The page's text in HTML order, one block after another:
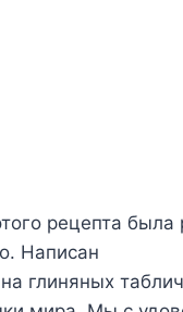
рецепта
Написан
глиняных